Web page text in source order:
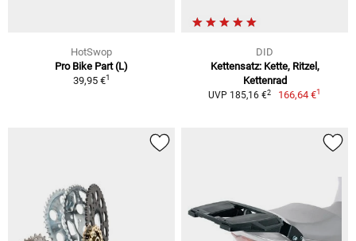
HotSwop
Pro Bike Part (L)
39,95 €1
DID
Kettensatz: Kette, Ritzel,
Kettenrad
UVP 185,16 €2 166,64 €1